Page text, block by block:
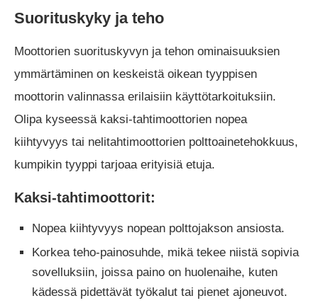
Suorituskyky ja teho
Moottorien suorituskyvyn ja tehon ominaisuuksien
ymmärtäminen on keskeistä oikean tyyppisen
moottorin valinnassa erilaisiin käyttötarkoituksiin.
Olipa kyseessä kaksi-tahtimoottorien nopea
kiihtyvyys tai nelitahtimoottorien polttoainetehokkuus,
kumpikin tyyppi tarjoaa erityisiä etuja.
Kaksi-tahtimoottorit:
Nopea kiihtyvyys nopean polttojakson ansiosta.
Korkea teho-painosuhde, mikä tekee niistä sopivia
sovelluksiin, joissa paino on huolenaihe, kuten
kädessä pidettävät työkalut tai pienet ajoneuvot.